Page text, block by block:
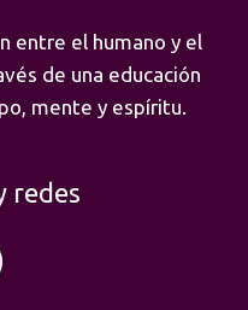
entre el humano y el
de una educación
mente y espíritu.
redes